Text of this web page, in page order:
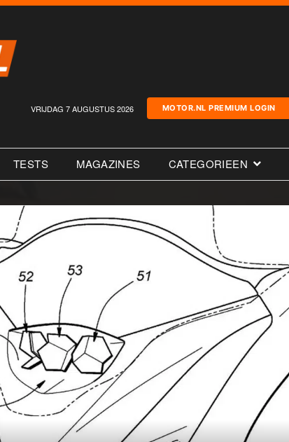
VRIJDAG 7 AUGUSTUS 2026 MOTOR.NL PREMIUM LOGIN
TESTS MAGAZINES CATEGORIEEN